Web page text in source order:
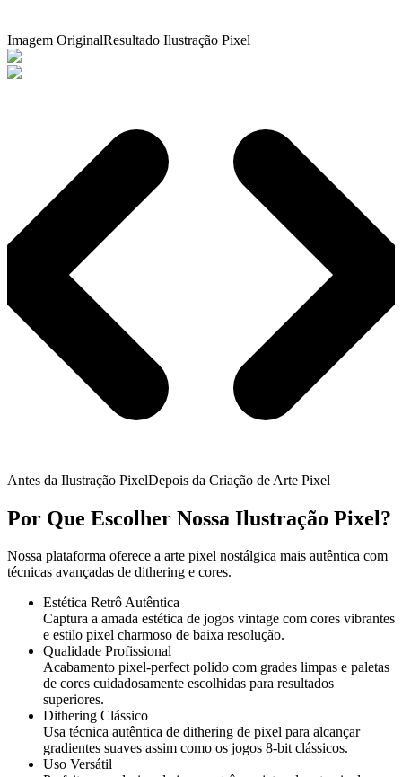
Imagem OriginalResultado Ilustração Pixel
Antes da Ilustração PixelDepois da Criação de Arte Pixel
Por Que Escolher Nossa Ilustração Pixel?
Nossa plataforma oferece a arte pixel nostálgica mais autêntica com
técnicas avançadas de dithering e cores.
Estética Retrô Autêntica
Captura a amada estética de jogos vintage com cores vibrantes
e estilo pixel charmoso de baixa resolução.
Qualidade Profissional
Acabamento pixel-perfect polido com grades limpas e paletas
de cores cuidadosamente escolhidas para resultados
superiores.
Dithering Clássico
Usa técnica autêntica de dithering de pixel para alcançar
gradientes suaves assim como os jogos 8-bit clássicos.
Uso Versátil